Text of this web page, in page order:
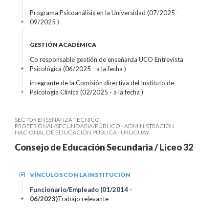
Programa Psicoanálisis en la Universidad (07/2025 -
09/2025 )
+
GESTIÓN ACADÉMICA
Co responsable gestión de enseñanza UCO Entrevista
Psicológica (06/2025 - a la fecha )
+
integrante de la Comisión directiva del Instituto de
Psicología Clínica (02/2025 - a la fecha )
+
SECTOR ENSEÑANZA TÉCNICO-
PROFESIONAL/SECUNDARIA/PÚBLICO - ADMINISTRACIÓN
NACIONAL DE EDUCACIÓN PÚBLICA - URUGUAY
Consejo de Educación Secundaria / Liceo 32
VÍNCULOS CON LA INSTITUCIÓN
+
Funcionario/Empleado (01/2014 -
06/2023)Trabajo relevante
+